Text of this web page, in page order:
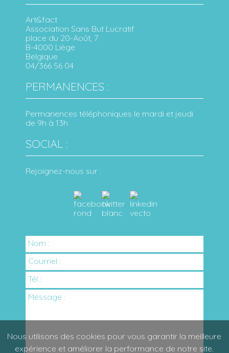
Art&fact
Association Sans But Lucratif
place du 20-Août, 7
B-4000 Liège
Belgique
04/366 56 04
PERMANENCES :
Permanences téléphoniques le mardi et jeudi
de 9h à 13h
SOCIAL :
Rejoignez-nous sur :
Nom :
Courriel :
Tél :
Message :
Nous utilisons des cookies pour vous garantir la meilleure
expérience et améliorer la performance de notre site.